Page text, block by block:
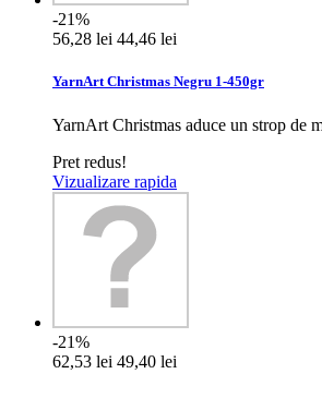
-21%
56,28 lei 44,46 lei
YarnArt Christmas Negru 1-450gr
YarnArt Christmas aduce un strop de
Pret redus!
Vizualizare rapida
-21%
62,53 lei 49,40 lei